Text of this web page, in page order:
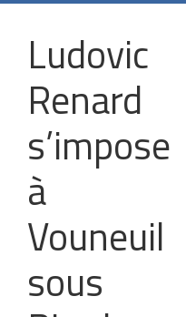
Ludovic
Renard
s’impose
à
Vouneuil
sous